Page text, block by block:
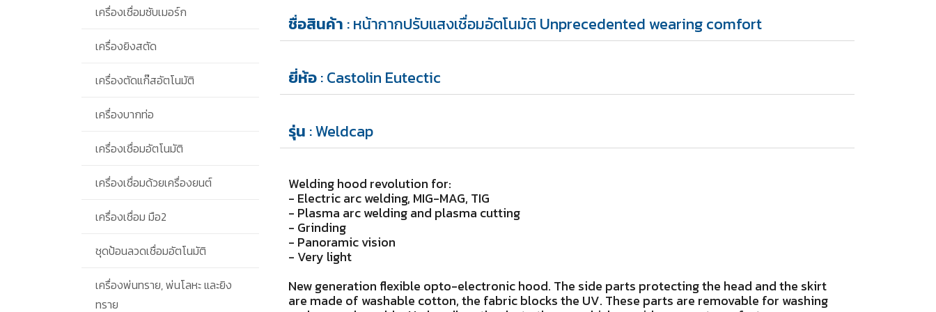
เครื่องเชื่อมซับเมอร์ก
เครื่องยิงสตัด
เครื่องตัดแก๊สอัตโนมัติ
เครื่องบากท่อ
เครื่องเชื่อมอัตโนมัติ
เครื่องเชื่อมด้วยเครื่องยนต์
เครื่องเชื่อม มือ2
ชุดป้อนลวดเชื่อมอัตโนมัติ
เครื่องพ่นทราย, พ่นโลหะ และยิง
ทราย
ชื่อสินค้า : หน้ากากปรับแสงเชื่อมอัตโนมัติ Unprecedented wearing comfort
ยี่ห้อ: Castolin Eutectic
รุ่น : Weldcap
Welding hood revolution for:
- Electric arc welding, MIG-MAG, TIG
- Plasma arc welding and plasma cutting
- Grinding
- Panoramic vision
- Very light
New generation flexible opto-electronic hood. The side parts protecting the head and the skirt
are made of washable cotton, the fabric blocks the UV. These parts are removable for washing